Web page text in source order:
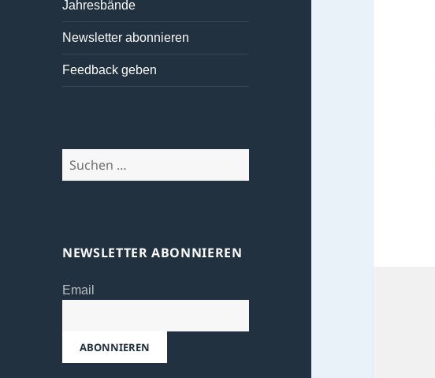
Jahresbände
Newsletter abonnieren
Feedback geben
Suchen
NEWSLETTER ABONNIEREN
Email